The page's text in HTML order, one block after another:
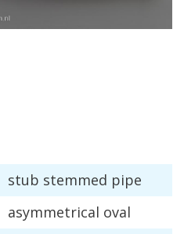
stub stemmed pipe
asymmetrical oval